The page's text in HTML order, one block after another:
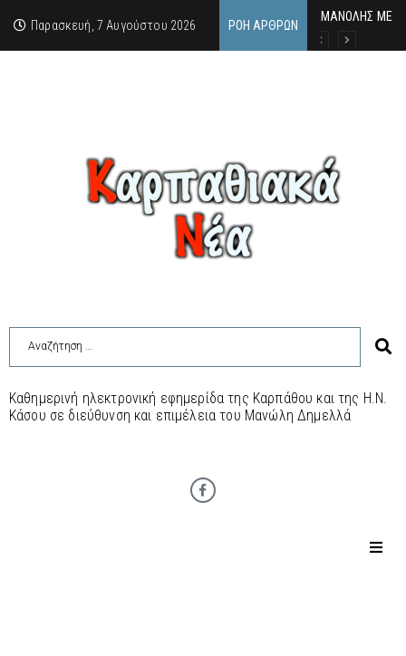
Παρασκευή, 7 Αυγούστου 2026 ΡΟΉ ΆΡΘΡΩΝ
MΑΝΟΛΗΣ
ΕΚΔΗΛΩΣΗ
Κάθε
Καθημερινή ηλεκτρονική εφημερίδα της Καρπάθου και της Η.Ν.
Κάσου σε διεύθυνση και επιμέλεια του Μανώλη Δημελλά